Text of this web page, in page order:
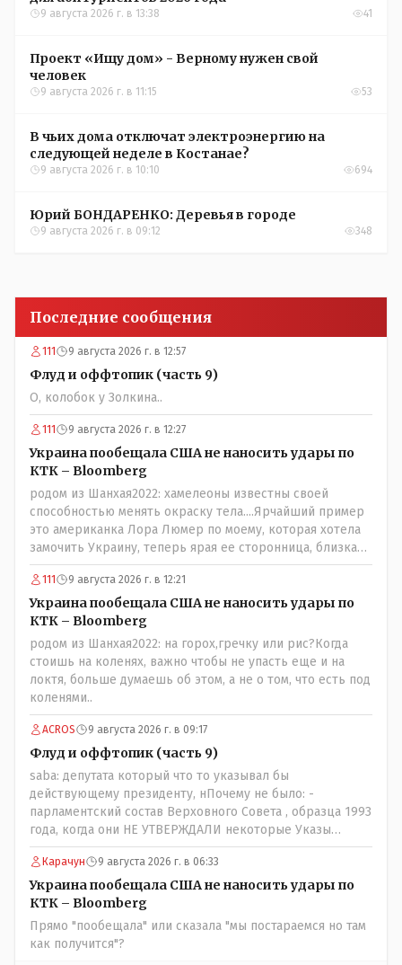
9 августа 2026 г. в 13:38 41
Проект «Ищу дом» - Верному нужен свой
человек
9 августа 2026 г. в 11:15 53
В чьих дома отключат электроэнергию на
следующей неделе в Костанае?
9 августа 2026 г. в 10:10 694
Юрий БОНДАРЕНКО: Деревья в городе
9 августа 2026 г. в 09:12 348
Последние сообщения
111 9 августа 2026 г. в 12:57
Флуд и оффтопик (часть 9)
О, колобок у Золкина..
111 9 августа 2026 г. в 12:27
Украина пообещала США не наносить удары по
КТК – Bloomberg
родом из Шанхая2022: хамелеоны известны своей
способностью менять окраску тела....Ярчайший пример
это американка Лора Люмер по моему, которая хотела
замочить Украину, теперь ярая ее сторонница, близкая
к Трампу. Ну и западные страны тем более, которые
предоставляли Зеленскому убежище, чтоб он бежал и
которые развернулись потом на 180 или 360 градусов,
посмотрев на того, как он не сдался, но ты же там сам
живешь и многое знаешь о тех, на кого работаешь.. Это
просто прагматизм и ничего личного. Победим мы, они
встанут под нас и наоборот и все это понимают..
111 9 августа 2026 г. в 12:21
Украина пообещала США не наносить удары по
КТК – Bloomberg
родом из Шанхая2022: на горох,гречку или рис?Когда
стоишь на коленях, важно чтобы не упасть еще и на
локтя, больше думаешь об этом, а не о том, что есть под
коленями..
ACROS 9 августа 2026 г. в 09:17
Флуд и оффтопик (часть 9)
saba: депутата который что то указывал бы
действующему президенту, нПочему не было: -
парламентский состав Верховного Совета , образца 1993
года, когда они НЕ УТВЕРЖДАЛИ некоторые Указы
Назарбаева, особенно в части выборов и перевыборов и
некоторых вопросах внутренней политики, и тогда
Назарбай волевым Указом РАСПУСТИЛ этот бунтарский
состав. Имя - Серикболсын Абдильдин вам знакомо -
юывший секретарь ЦК КП Казахстана , впоследствии -
депутат Верховного Совета и Мажлиса и Председатель
партии коммунстов- он в то время и после и причём
Карачун 9 августа 2026 г. в 06:33
Украина пообещала США не наносить удары по
КТК – Bloomberg
Прямо "пообещала" или сказала "мы постараемся но там
как получится"?